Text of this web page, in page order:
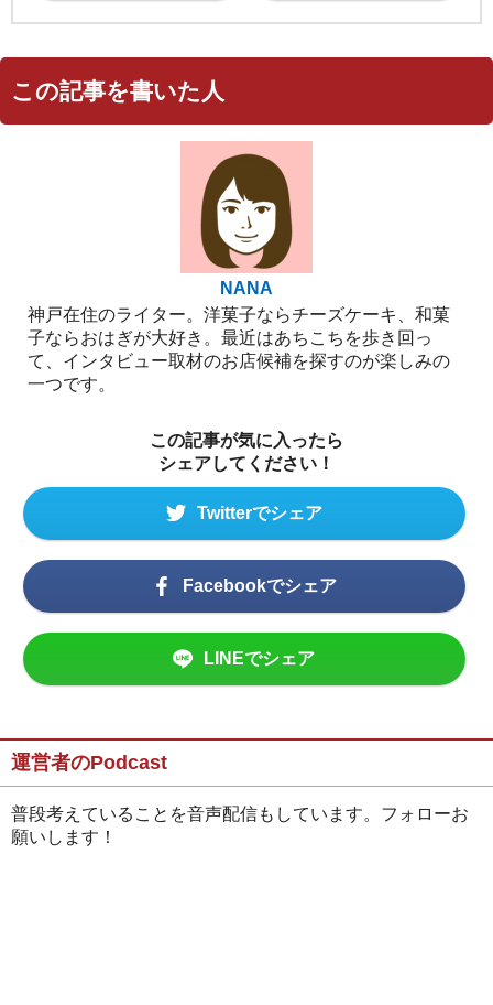
この記事を書いた人
NANA
神戸在住のライター。洋菓子ならチーズケーキ、和菓
子ならおはぎが大好き。最近はあちこちを歩き回っ
て、インタビュー取材のお店候補を探すのが楽しみの
一つです。
この記事が気に入ったら
シェアしてください！
Twitterでシェア
Facebookでシェア
LINEでシェア
運営者のPodcast
普段考えていることを音声配信もしています。フォローお
願いします！